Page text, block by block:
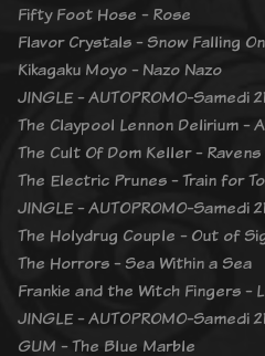
Fifty Foot Hose - Rose
Flavor Crystals - Snow Falling
Kikagaku Moyo - Nazo Nazo
JINGLE - AUTOPROMO-Samedi
The Claypool Lennon Delirium -
The Cult Of Dom Keller -
The Electric Prunes - Train for
JINGLE - AUTOPROMO-Samedi
The Holydrug Couple - Out of
The Horrors - Sea Within a Sea
Frankie and the Witch Fingers -
JINGLE - AUTOPROMO-Samedi
GUM - The Blue Marble